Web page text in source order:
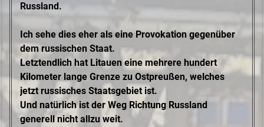
Russland.
Ich sehe dies eher als eine Provokation gegenüber
dem russischen Staat.
Letztendlich hat Litauen eine mehrere hundert
Kilometer lange Grenze zu Ostpreußen, welches
jetzt russisches Staatsgebiet ist.
Und natürlich ist der Weg Richtung Russland
generell nicht allzu weit.